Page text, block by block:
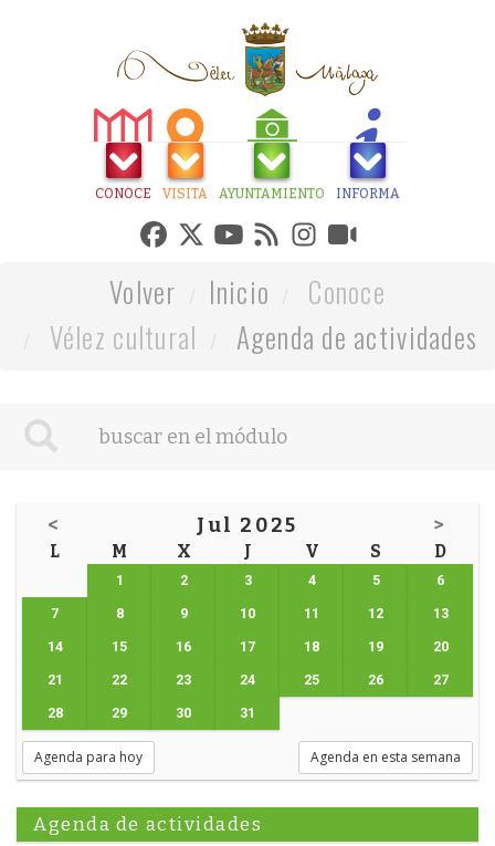
CONOCE VISITA AYUNTAMIENTO INFORMA
Volver Inicio
Conoce
Vélez cultural
Agenda de actividades
< Jul 2025 >
L M X J V S D
1 2 3 4 5 6
7 8 9 10 11 12 13
14 15 16 17 18 19 20
21 22 23 24 25 26 27
28 29 30 31
Agenda para hoy Agenda en esta semana
Agenda de actividades